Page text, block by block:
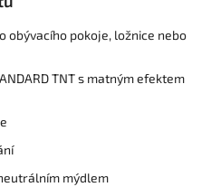
obývacího pokoje, ložnice nebo
TNT s matným efektem
mýdlem